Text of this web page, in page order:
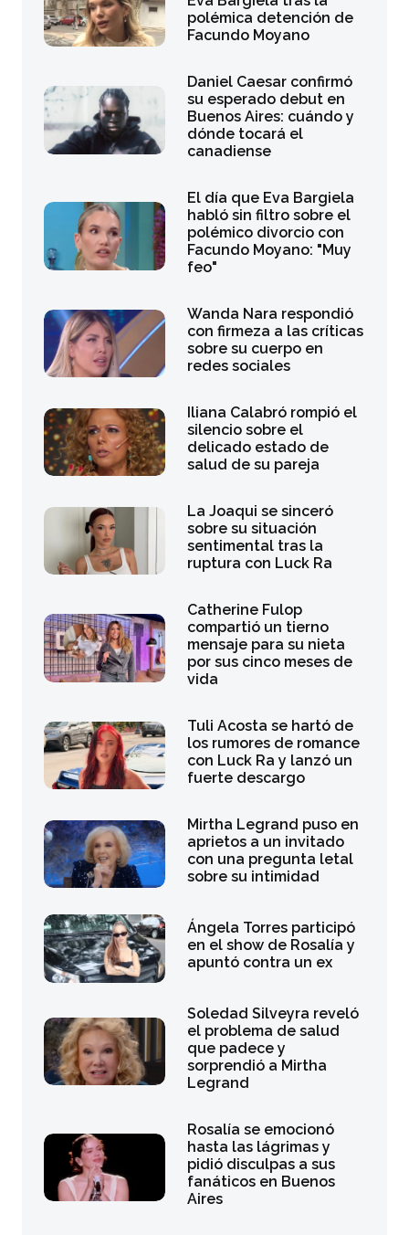
polémica detención de
Facundo Moyano
Daniel Caesar confirmó
su esperado debut en
Buenos Aires: cuándo y
dónde tocará el
canadiense
El día que Eva Bargiela
habló sin filtro sobre el
polémico divorcio con
Facundo Moyano: "Muy
feo"
Wanda Nara respondió
con firmeza a las críticas
sobre su cuerpo en
redes sociales
Iliana Calabró rompió el
silencio sobre el
delicado estado de
salud de su pareja
La Joaqui se sinceró
sobre su situación
sentimental tras la
ruptura con Luck Ra
Catherine Fulop
compartió un tierno
mensaje para su nieta
por sus cinco meses de
vida
Tuli Acosta se hartó de
los rumores de romance
con Luck Ra y lanzó un
fuerte descargo
Mirtha Legrand puso en
aprietos a un invitado
con una pregunta letal
sobre su intimidad
Ángela Torres participó
en el show de Rosalía y
apuntó contra un ex
Soledad Silveyra reveló
el problema de salud
que padece y
sorprendió a Mirtha
Legrand
Rosalía se emocionó
hasta las lágrimas y
pidió disculpas a sus
fanáticos en Buenos
Aires